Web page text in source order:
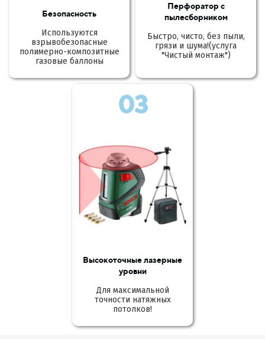
Безопасность
Используются
взрывобезопасные
полимерно-композитные
газовые баллоны
Перфоратор с
пылесборником
Быстро, чисто, без пыли,
грязи и шума!(услуга
"Чистый монтаж")
03
Высокоточные лазерные
уровни
Для максимальной
точности натяжных
потолков!